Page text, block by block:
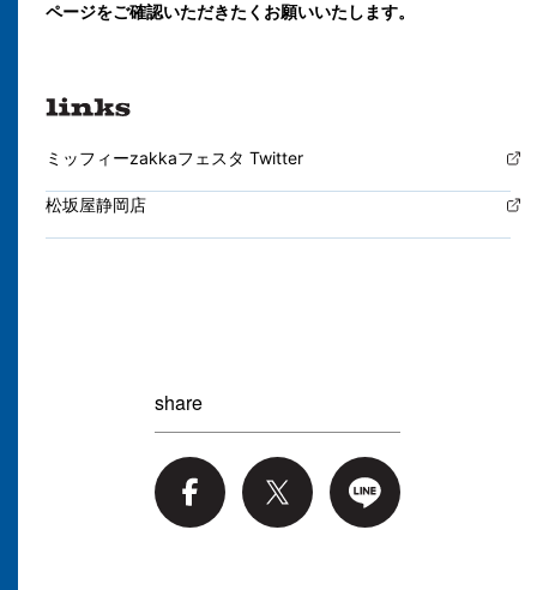
ページをご確認いただきたくお願いいたします。
ミッフィーzakkaフェスタ Twitter
松坂屋静岡店
share